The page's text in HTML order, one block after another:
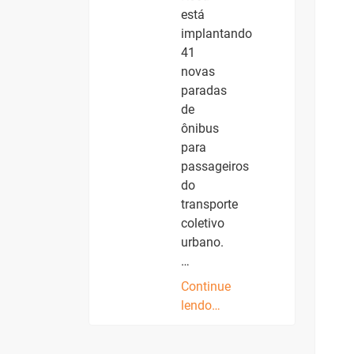
está
implantando
41
novas
paradas
de
ônibus
para
passageiros
do
transporte
coletivo
urbano.
…
Continue
lendo…